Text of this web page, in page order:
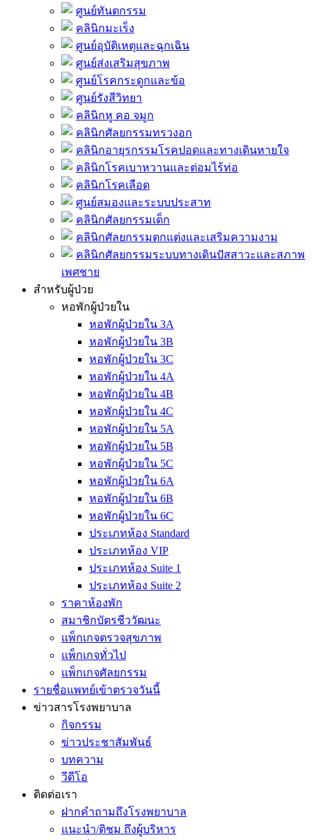
ศูนย์ทันตกรรม
คลินิกมะเร็ง
ศูนย์อุบัติเหตุและฉุกเฉิน
ศูนย์ส่งเสริมสุขภาพ
ศูนย์โรคกระดูกและข้อ
ศูนย์รังสีวิทยา
คลินิกหู คอ จมูก
คลินิกศัลยกรรมทรวงอก
คลินิกอายุรกรรมโรคปอดและทางเดินหายใจ
คลินิกโรคเบาหวานและต่อมไร้ท่อ
คลินิกโรคเลือด
ศูนย์สมองและระบบประสาท
คลินิกศัลยกรรมเด็ก
คลินิกศัลยกรรมตกแต่งและเสริมความงาม
คลินิกศัลยกรรมระบบทางเดินปัสสาวะและสภาพ
เพศชาย
สำหรับผู้ป่วย
หอพักผู้ป่วยใน
หอพักผู้ป่วยใน 3A
หอพักผู้ป่วยใน 3B
หอพักผู้ป่วยใน 3C
หอพักผู้ป่วยใน 4A
หอพักผู้ป่วยใน 4B
หอพักผู้ป่วยใน 4C
หอพักผู้ป่วยใน 5A
หอพักผู้ป่วยใน 5B
หอพักผู้ป่วยใน 5C
หอพักผู้ป่วยใน 6A
หอพักผู้ป่วยใน 6B
หอพักผู้ป่วยใน 6C
ประเภทห้อง Standard
ประเภทห้อง VIP
ประเภทห้อง Suite 1
ประเภทห้อง Suite 2
ราคาห้องพัก
สมาชิกบัตรชีววัฒนะ
แพ็กเกจตรวจสุขภาพ
แพ็กเกจทั่วไป
แพ็กเกจศัลยกรรม
รายชื่อแพทย์เข้าตรวจวันนี้
ข่าวสารโรงพยาบาล
กิจกรรม
ข่าวประชาสัมพันธ์
บทความ
วีดีโอ
ติดต่อเรา
ฝากคำถามถึงโรงพยาบาล
แนะนำ/ติชม ถึงผู้บริหาร